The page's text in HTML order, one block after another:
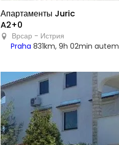
Апартаменты Juric
A2+0
Врсар - Истрия
Praha 831km, 9h 02min autem